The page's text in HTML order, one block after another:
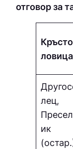
отговор за
ловица
лец,
ик